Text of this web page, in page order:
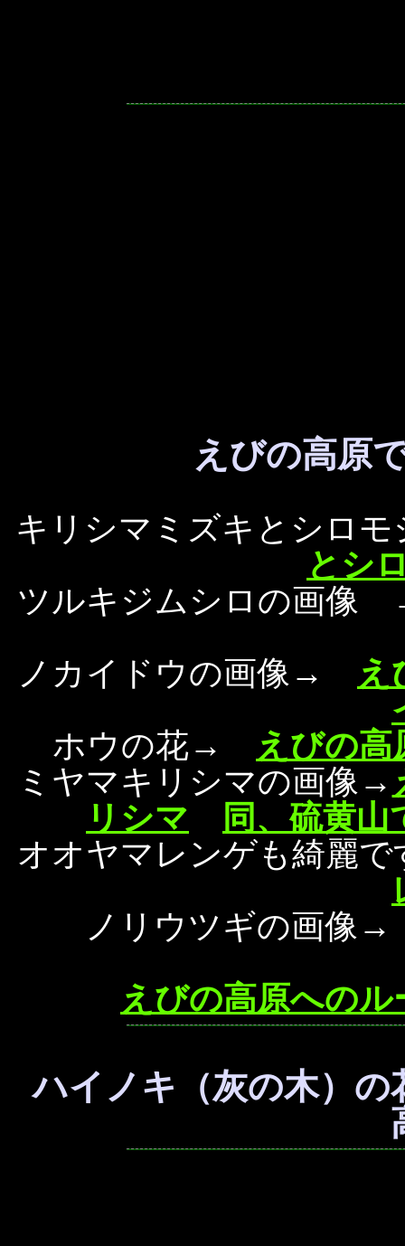
えびの高原
キリシマミズキとシロ
とシ
ツルキジムシロの画
ノカイドウの画像→
え
ホウの花→
えびの高
ミヤマキリシマの画像→
リシマ
同、硫黄
オオヤマレンゲも綺麗
ノリウツギの画
えびの高原への
ハイノキ（灰の木）